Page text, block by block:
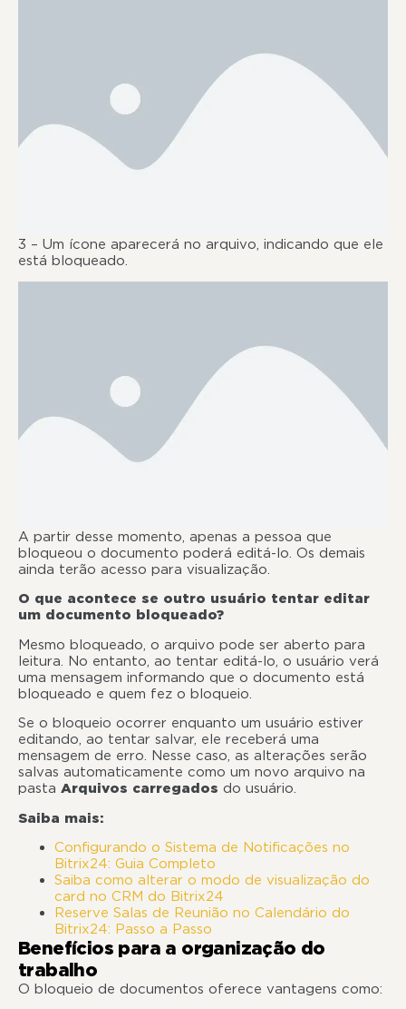
3 – Um ícone aparecerá no arquivo, indicando que ele
está bloqueado.
A partir desse momento, apenas a pessoa que
bloqueou o documento poderá editá-lo. Os demais
ainda terão acesso para visualização.
O que acontece se outro usuário tentar editar
um documento bloqueado?
Mesmo bloqueado, o arquivo pode ser aberto para
leitura. No entanto, ao tentar editá-lo, o usuário verá
uma mensagem informando que o documento está
bloqueado e quem fez o bloqueio.
Se o bloqueio ocorrer enquanto um usuário estiver
editando, ao tentar salvar, ele receberá uma
mensagem de erro. Nesse caso, as alterações serão
salvas automaticamente como um novo arquivo na
pasta Arquivos carregados do usuário.
Saiba mais:
Configurando o Sistema de Notificações no
Bitrix24: Guia Completo
Saiba como alterar o modo de visualização do
card no CRM do Bitrix24
Reserve Salas de Reunião no Calendário do
Bitrix24: Passo a Passo
Benefícios para a organização do
trabalho
O bloqueio de documentos oferece vantagens como: